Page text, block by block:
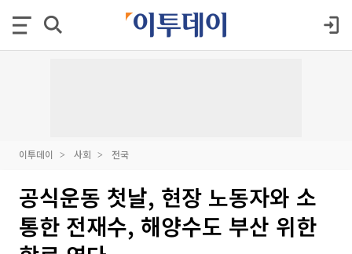
이투데이 사회 전국
공식운동 첫날, 현장 노동자와 소
통한 전재수, 해양수도 부산 위한